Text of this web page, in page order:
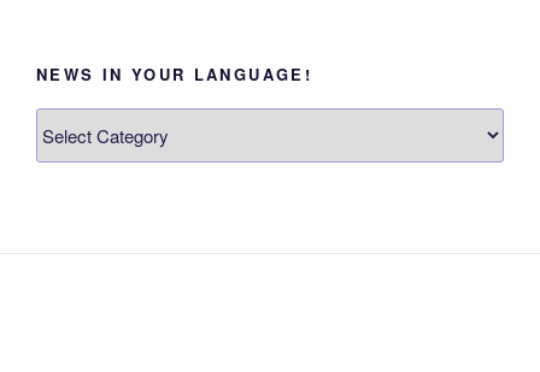
NEWS IN YOUR LANGUAGE!
in